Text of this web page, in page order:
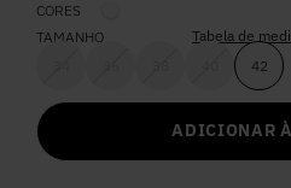
CORES
TAMANHO
42
Tabela de
ADICIONAR
2
4º Blusa